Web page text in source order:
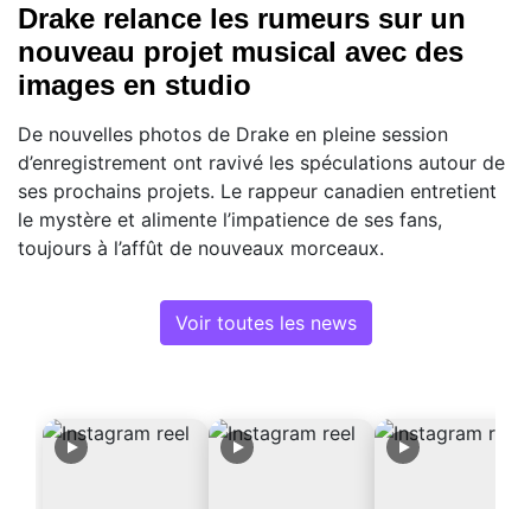
Drake relance les rumeurs sur un
nouveau projet musical avec des
images en studio
De nouvelles photos de Drake en pleine session
d’enregistrement ont ravivé les spéculations autour de
ses prochains projets. Le rappeur canadien entretient
le mystère et alimente l’impatience de ses fans,
toujours à l’affût de nouveaux morceaux.
Voir toutes les news